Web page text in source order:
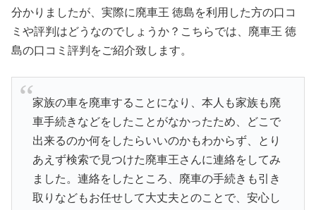
分かりましたが、実際に廃車王 徳島を利用した方の口コ
ミや評判はどうなのでしょうか？こちらでは、廃車王 徳
島の口コミ評判をご紹介致します。
家族の車を廃車することになり、本人も家族も廃
車手続きなどをしたことがなかったため、どこで
出来るのか何をしたらいいのかもわからず、とり
あえず検索で見つけた廃車王さんに連絡をしてみ
ました。連絡をしたところ、廃車の手続きも引き
取りなどもお任せして大丈夫とのことで、安心し